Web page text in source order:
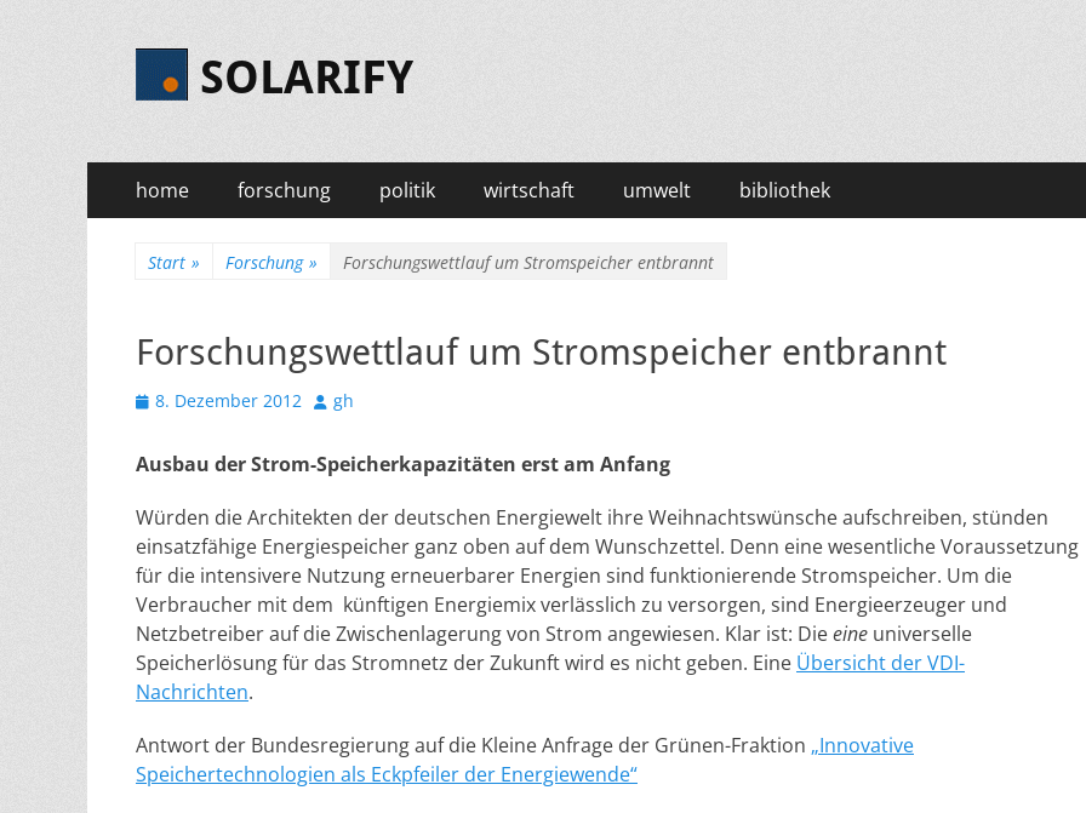
SOLARIFY
Primäres
Menü
Zum
Inhalt
home forschung politik wirtschaft umwelt bibliothek
Start » Forschung » Forschungswettlauf um Stromspeicher entbrannt
Forschungswettlauf um Stromspeicher entbrannt
Veröffentlicht
8. Dezember 2012 Autor
gh
Ausbau der Strom-Speicherkapazitäten erst am Anfang
Würden die Architekten der deutschen Energiewelt ihre Weihnachtswünsche aufschreiben, stünden
einsatzfähige Energiespeicher ganz oben auf dem Wunschzettel. Denn eine wesentliche Voraussetzung
für die intensivere Nutzung erneuerbarer Energien sind funktionierende Stromspeicher. Um die
Verbraucher mit dem künftigen Energiemix verlässlich zu versorgen, sind Energieerzeuger und
Netzbetreiber auf die Zwischenlagerung von Strom angewiesen. Klar ist: Dieeine universelle
Speicherlösung für das Stromnetz der Zukunft wird es nicht geben. Eine Übersicht der VDI-
Nachrichten.
Antwort der Bundesregierung auf die Kleine Anfrage der Grünen-Fraktion „Innovative
Speichertechnologien als Eckpfeiler der Energiewende“